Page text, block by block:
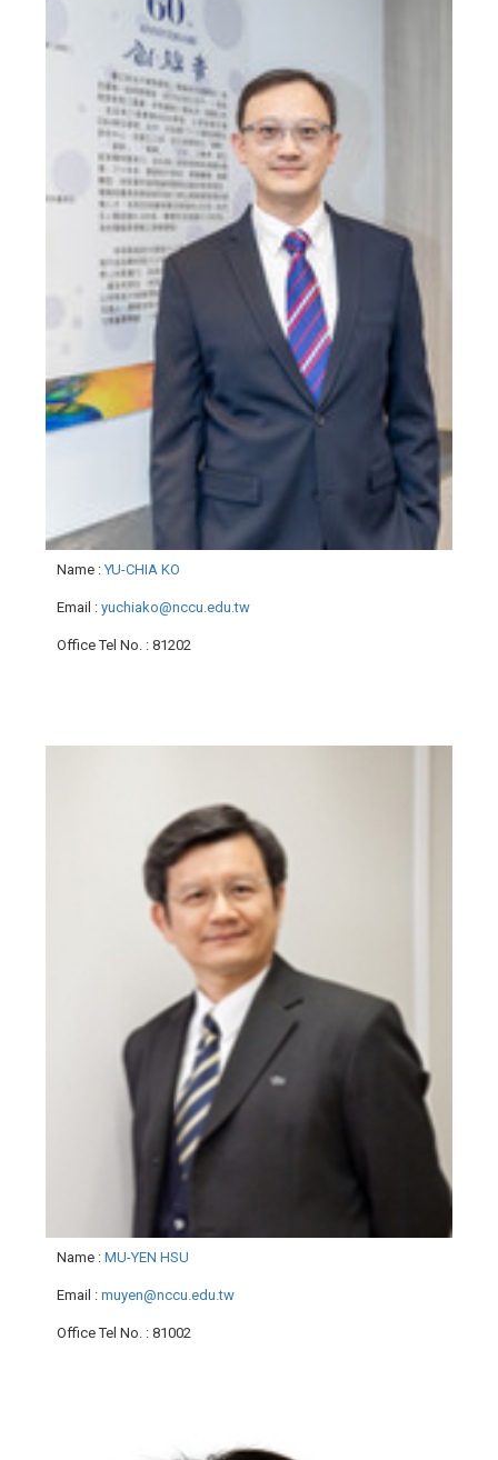
Name :YU-CHIA KO
Email : yuchiako@nccu.edu.tw
Office Tel No. : 81202
Name : MU-YEN HSU
Email : muyen@nccu.edu.tw
Office Tel No. : 81002